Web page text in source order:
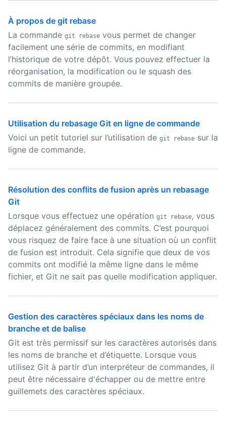
À propos de git rebase
La commande git rebase vous permet de changer
facilement une série de commits, en modifiant
l’historique de votre dépôt. Vous pouvez effectuer la
réorganisation, la modification ou le squash des
commits de manière groupée.
Utilisation du rebasage Git en ligne de commande
Voici un petit tutoriel sur l’utilisation de git rebase sur la
ligne de commande.
Résolution des conflits de fusion après un rebasage
Git
Lorsque vous effectuez une opération git rebase, vous
déplacez généralement des commits. C’est pourquoi
vous risquez de faire face à une situation où un conflit
de fusion est introduit. Cela signifie que deux de vos
commits ont modifié la même ligne dans le même
fichier, et Git ne sait pas quelle modification appliquer.
Gestion des caractères spéciaux dans les noms de
branche et de balise
Git est très permissif sur les caractères autorisés dans
les noms de branche et d’étiquette. Lorsque vous
utilisez Git à partir d’un interpréteur de commandes, il
peut être nécessaire d'échapper ou de mettre entre
guillemets des caractères spéciaux.